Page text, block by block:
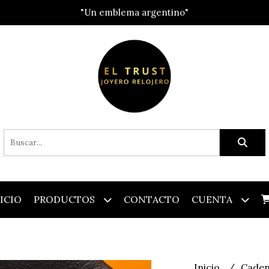
"Un emblema argentino"
PRODUCTOS CONTACTO CUENTA